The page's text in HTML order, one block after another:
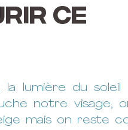
ce
lumière du soleil
notre visage,
mais on reste